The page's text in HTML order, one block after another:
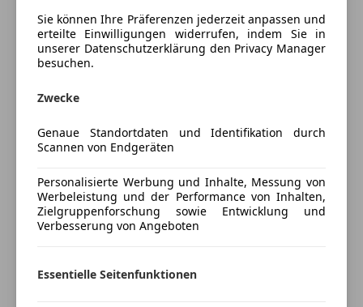
ABS
Beifahrerairbag
Fahrerairbag
Tagfahrlicht
Traktionskontrolle
Zentralverriegelung mit Funkfernbedienung
Extras
47.000 km.
Das Fahrzeug befindet sich innen und außen in einem
sehr gepflegten, nahezu neuwertigen Zustand.
Ablösebetrag beträgt per 31.01.2026 ca. 17.500 EUR.
Im Preis inkludiert sind ein Satz Winterreifen mit
Felgen sowie ein Satz Sommerreifen mit Felgen.
vorgesehen, dass der Ablösebetrag direkt an die
finanzierende Gesellschaft überwiesen wird, der
Restbetrag wird an mich ausbezahlt.
Mehr anzeigen
Sie können Ihre Präferenzen jederzeit anpassen und
erteilte Einwilligungen widerrufen, indem Sie in
unserer Datenschutzerklärung den Privacy Manager
besuchen.
Zwecke
Genaue Standortdaten und Identifikation durch
Scannen von Endgeräten
Personalisierte Werbung und Inhalte, Messung von
Werbeleistung und der Performance von Inhalten,
Zielgruppenforschung sowie Entwicklung und
Verbesserung von Angeboten
Essentielle Seitenfunktionen